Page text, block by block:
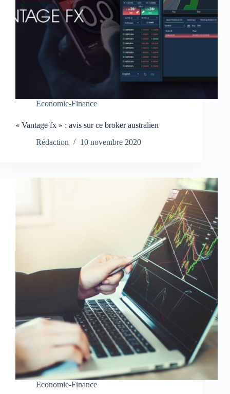
Economie-Finance
« Vantage fx » : avis sur ce broker australien
Rédaction
10 novembre 2020
Economie-Finance